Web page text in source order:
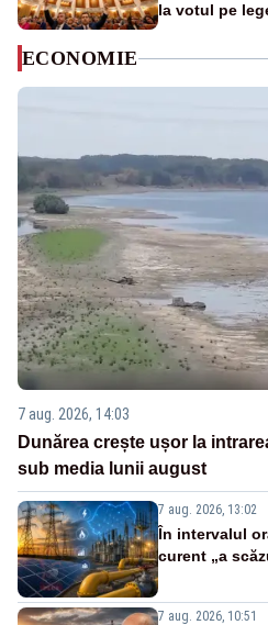
la votul pe
ECONOMIE
7 aug. 2026, 14:03
Dunărea crește ușor la
sub media lunii august
7 aug. 2026, 13:02
În intervalul
curent „a
7 aug. 2026, 10:51